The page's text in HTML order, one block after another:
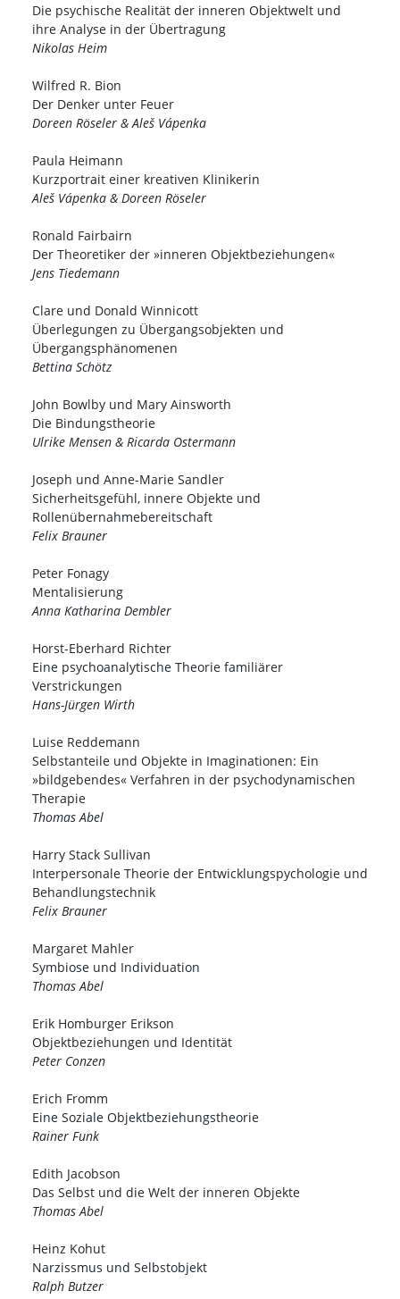
Die psychische Realität der inneren Objektwelt und
ihre Analyse in der Übertragung
Nikolas Heim
Wilfred R. Bion
Der Denker unter Feuer
Doreen Röseler & Aleš Vápenka
Paula Heimann
Kurzportrait einer kreativen Klinikerin
Aleš Vápenka & Doreen Röseler
Ronald Fairbairn
Der Theoretiker der »inneren Objektbeziehungen«
Jens Tiedemann
Clare und Donald Winnicott
Überlegungen zu Übergangsobjekten und
Übergangsphänomenen
Bettina Schötz
John Bowlby und Mary Ainsworth
Die Bindungstheorie
Ulrike Mensen & Ricarda Ostermann
Joseph und Anne-Marie Sandler
Sicherheitsgefühl, innere Objekte und
Rollenübernahmebereitschaft
Felix Brauner
Peter Fonagy
Mentalisierung
Anna Katharina Dembler
Horst-Eberhard Richter
Eine psychoanalytische Theorie familiärer
Verstrickungen
Hans-Jürgen Wirth
Luise Reddemann
Selbstanteile und Objekte in Imaginationen: Ein
»bildgebendes« Verfahren in der psychodynamischen
Therapie
Thomas Abel
Harry Stack Sullivan
Interpersonale Theorie der Entwicklungspychologie und
Behandlungstechnik
Felix Brauner
Margaret Mahler
Symbiose und Individuation
Thomas Abel
Erik Homburger Erikson
Objektbeziehungen und Identität
Peter Conzen
Erich Fromm
Eine Soziale Objektbeziehungstheorie
Rainer Funk
Edith Jacobson
Das Selbst und die Welt der inneren Objekte
Thomas Abel
Heinz Kohut
Narzissmus und Selbstobjekt
Ralph Butzer